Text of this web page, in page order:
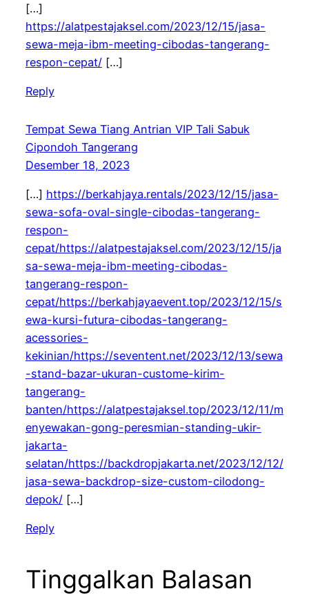
[…]
https://alatpestajaksel.com/2023/12/15/jasa-
sewa-meja-ibm-meeting-cibodas-tangerang-
respon-cepat/[…]
Reply
Tempat Sewa Tiang Antrian VIP Tali Sabuk
Cipondoh Tangerang
Desember 18, 2023
[…] https://berkahjaya.rentals/2023/12/15/jasa-
sewa-sofa-oval-single-cibodas-tangerang-
respon-
cepat/https://alatpestajaksel.com/2023/12/15/ja
sa-sewa-meja-ibm-meeting-cibodas-
tangerang-respon-
cepat/https://berkahjayaevent.top/2023/12/15/s
ewa-kursi-futura-cibodas-tangerang-
acessories-
kekinian/https://seventent.net/2023/12/13/sewa
-stand-bazar-ukuran-custome-kirim-
tangerang-
banten/https://alatpestajaksel.top/2023/12/11/m
enyewakan-gong-peresmian-standing-ukir-
jakarta-
selatan/https://backdropjakarta.net/2023/12/12/
jasa-sewa-backdrop-size-custom-cilodong-
depok/[…]
Reply
Tinggalkan Balasan